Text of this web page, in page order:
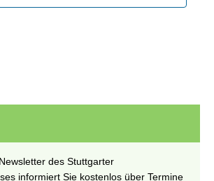
des Stuttgarter
informiert Sie kostenlos über Termine